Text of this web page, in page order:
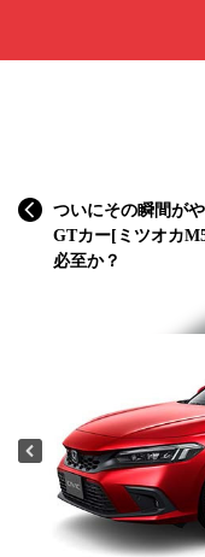
ついにその瞬間が
GTカー[ミツオカ
必至か？